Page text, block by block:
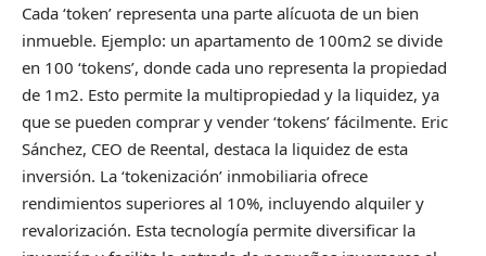
Cada ‘token’ representa una parte alícuota de un bien
inmueble. Ejemplo: un apartamento de 100m2 se divide
en 100 ‘tokens’, donde cada uno representa la propiedad
de 1m2. Esto permite la multipropiedad y la liquidez, ya
que se pueden comprar y vender ‘tokens’ fácilmente. Eric
Sánchez, CEO de Reental, destaca la liquidez de esta
inversión. La ‘tokenización’ inmobiliaria ofrece
rendimientos superiores al 10%, incluyendo alquiler y
revalorización. Esta tecnología permite diversificar la